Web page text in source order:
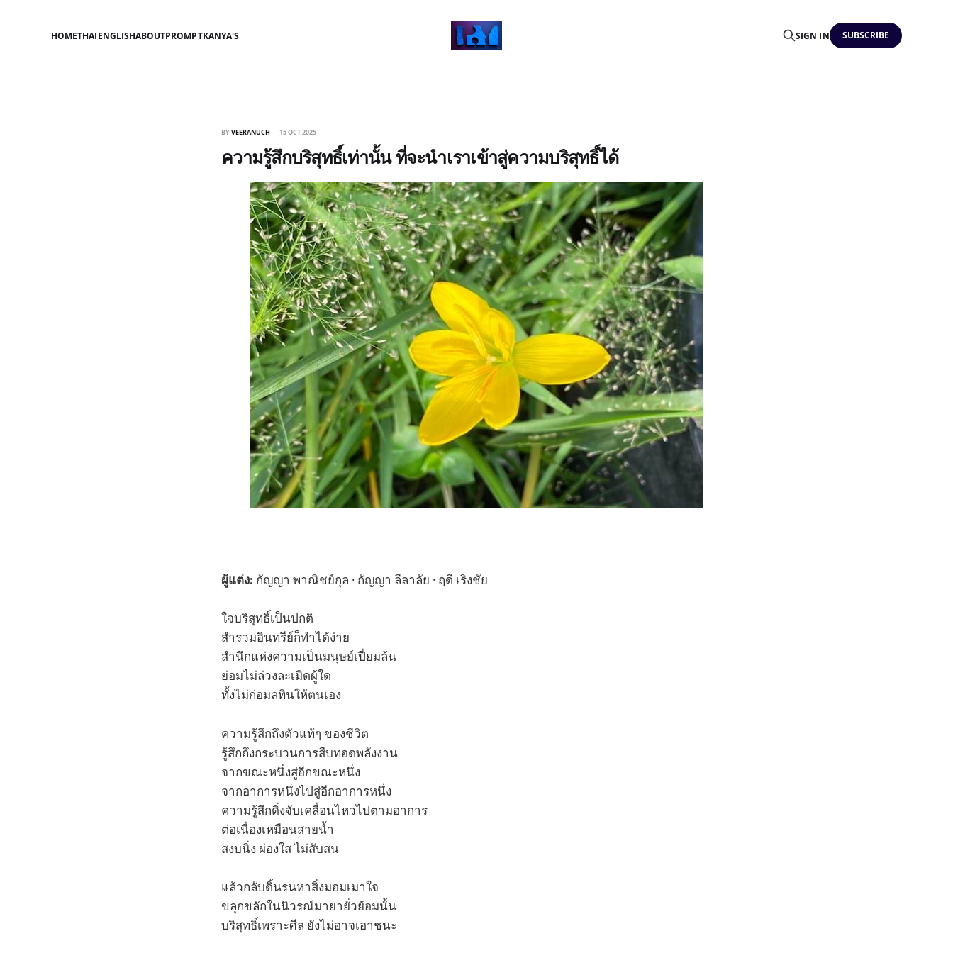
HOMETHAIENGLISHABOUTPROMPTKANYA'S SIGN IN SUBSCRIBE
BYVEERANUCH — 15 OCT 2025
ความรู้สึกบริสุทธิ์เท่านั้น ที่จะนำเราเข้าสู่ความบริสุทธิ์ได้
ผู้แต่ง: กัญญา พาณิชย์กุล · กัญญา ลีลาลัย · ฤดี เริงชัย
ใจบริสุทธิ์เป็นปกติ
สำรวมอินทรีย์ก็ทำได้ง่าย
สำนึกแห่งความเป็นมนุษย์เปี่ยมล้น
ย่อมไม่ล่วงละเมิดผู้ใด
ทั้งไม่ก่อมลทินให้ตนเอง
ความรู้สึกถึงตัวแท้ๆ ของชีวิต
รู้สึกถึงกระบวนการสืบทอดพลังงาน
จากขณะหนึ่งสู่อีกขณะหนึ่ง
จากอาการหนึ่งไปสู่อีกอาการหนึ่ง
ความรู้สึกดิ่งจับเคลื่อนไหวไปตามอาการ
ต่อเนื่องเหมือนสายน้ำ
สงบนิ่ง ผ่องใส ไม่สับสน
แล้วกลับดิ้นรนหาสิ่งมอมเมาใจ
ขลุกขลักในนิวรณ์มายายั่วย้อมนั้น
บริสุทธิ์เพราะศีล ยังไม่อาจเอาชนะ